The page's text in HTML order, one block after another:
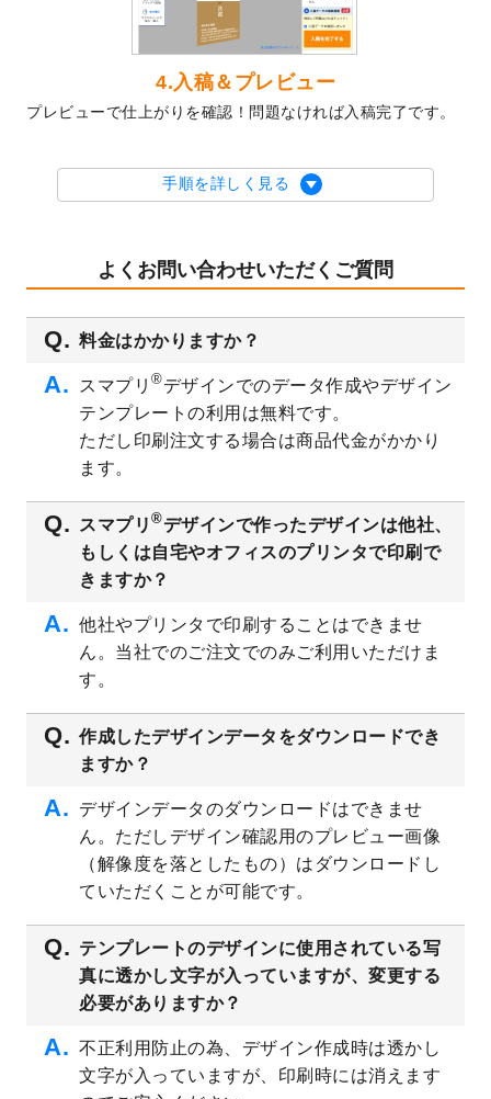
箔押し年賀状のデザインテンプレート
開いたしました。
クリアファイル、封筒、うちわにてオリジ
ナルデザインで作成できるようになりまし
た！
を公開いたしました。
2023/9/1
2024年版1月始まりのカレンダーデザイン
オリジナルサイズ、変型サイズで作成でき
るようになりました！
2023/8/18
チケットのデザインテンプレートを追加し
ました。
2023/8/7
【新商品】チケット
が作成できるようにな
りました！
美容・エステのチラシデザインテンプレー
トを追加しました。
いたしました。
2023/6/12
うちわのデザインテンプレート
を公開いた
しました。
を公開いたしました。
2023/5/9
書類カバー（見積書表紙）のデザインテン
追加しました。
2023/4/20
2023/4/18
セミナー・講演会のチラシデザインテンプ
レートを追加しました。
2023/4/18
スポーツジム・フィットネスクラブのチラ
シデザインテンプレート
2023/3/16
シール・ラベルのデザインテンプレートを
公開いたしました。
2023/3/13
封筒（長3、洋長3、角2）のデザインテンプ
レートを追加しました。
2023/3/13
クリアファイルのデザインテンプレート
追加しました。
4.入稿＆プレビュー
プレビューで仕上がりを確認！問題なければ入稿完了です。
手順を詳しく見る
よくお問い合わせいただくご質問
料金はかかりますか？
スマプリ ®デザインでのデータ作成やデザイン
テンプレートの利用は無料です。
ただし印刷注文する場合は商品代金がかかり
ます。
スマプリ ®デザインで作ったデザインは他社、
もしくは自宅やオフィスのプリンタで印刷で
きますか？
他社やプリンタで印刷することはできませ
ん。当社でのご注文でのみご利用いただけま
す。
作成したデザインデータをダウンロードでき
ますか？
デザインデータのダウンロードはできませ
ん。ただしデザイン確認用のプレビュー画像
（解像度を落としたもの）はダウンロードし
ていただくことが可能です。
テンプレートのデザインに使用されている写
真に透かし文字が入っていますが、変更する
必要がありますか？
不正利用防止の為、デザイン作成時は透かし
文字が入っていますが、印刷時には消えます